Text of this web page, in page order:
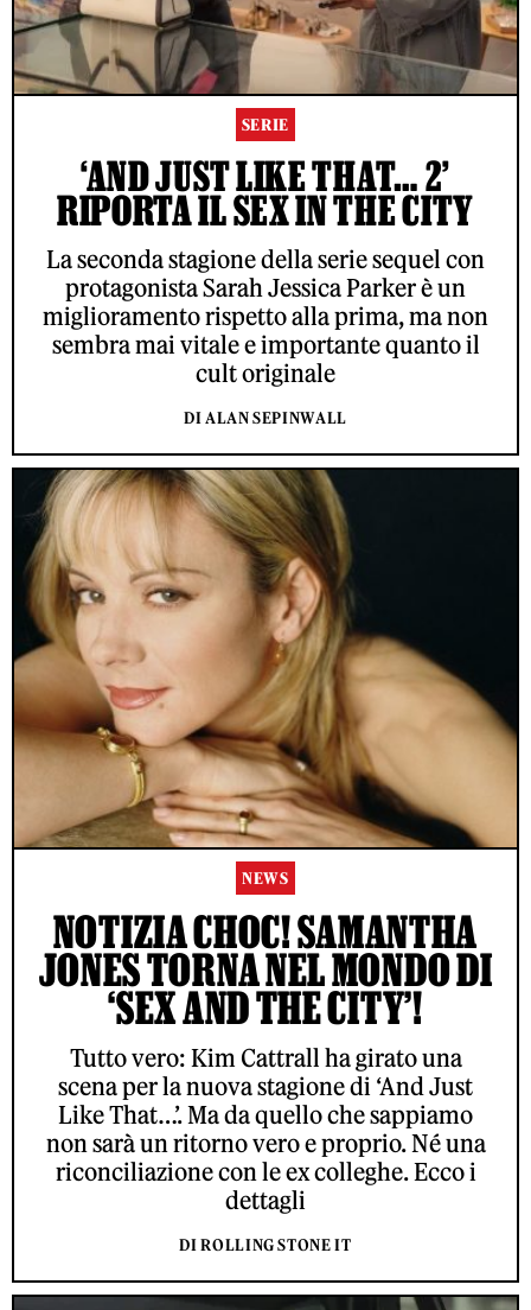
SERIE
‘AND JUST LIKE THAT… 2’
RIPORTA IL SEX IN THE CITY
La seconda stagione della serie sequel con
protagonista Sarah Jessica Parker è un
miglioramento rispetto alla prima, ma non
sembra mai vitale e importante quanto il
cult originale
DI ALAN SEPINWALL
NEWS
NOTIZIA CHOC! SAMANTHA
JONES TORNA NEL MONDO DI
‘SEX AND THE CITY’!
Tutto vero: Kim Cattrall ha girato una
scena per la nuova stagione di ‘And Just
Like That…’. Ma da quello che sappiamo
non sarà un ritorno vero e proprio. Né una
riconciliazione con le ex colleghe. Ecco i
dettagli
DI ROLLING STONE IT